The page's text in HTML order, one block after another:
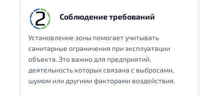
Соблюдение требований
Установление зоны помогает учитывать
санитарные ограничения при эксплуатации
объекта. Это важно для предприятий,
деятельность которых связана с выбросами,
шумом или другими факторами воздействия.